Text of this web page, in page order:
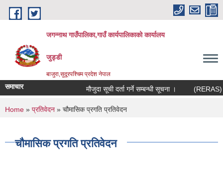
Skip to main content
जगन्नाथ गाउँपालिका,गाउँ कार्यपालिकाको कार्यालय
जुड्डी
बाजुरा,सुदूरपश्चिम प्रदेश नेपाल
समाचार मौजुदा सूची दर्ता गर्ने सम्बन्धी सूचना । (RERAS)
You are here
Home » प्रतिवेदन » चौमासिक प्रगति प्रतिवेदन
चौमासिक प्रगति प्रतिवेदन